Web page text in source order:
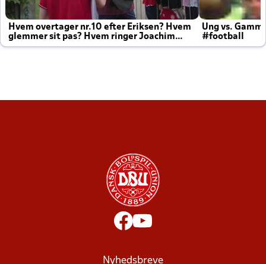
Hvem overtager nr.10 efter Eriksen? Hvem
glemmer sit pas? Hvem ringer Joachim
altid til efter kampe?
Ung vs.
#football
Nyhedsbreve